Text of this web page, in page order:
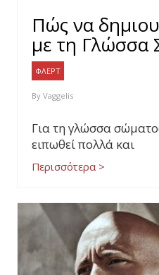
Πώς να
με τη Γλώσσα
ΦΛΕΡΤ
By Vaggelis
Για τη γλώσσα
ειπωθεί πολλά και
Περισσότερα >